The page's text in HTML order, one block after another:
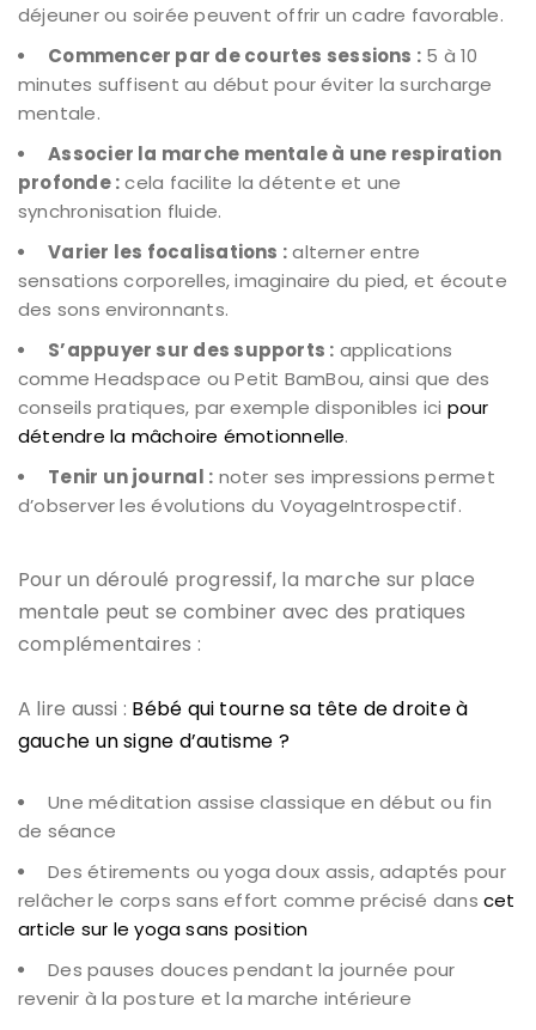
déjeuner ou soirée peuvent offrir un cadre favorable.
Commencer par de courtes sessions : 5 à 10
minutes suffisent au début pour éviter la surcharge
mentale.
Associer la marche mentale à une respiration
profonde :cela facilite la détente et une
synchronisation fluide.
Varier les focalisations :alterner entre
sensations corporelles, imaginaire du pied, et écoute
des sons environnants.
S’appuyer sur des supports : applications
comme Headspace ou Petit BamBou, ainsi que des
conseils pratiques, par exemple disponibles ici pour
détendre la mâchoire émotionnelle.
Tenir un journal : noter ses impressions permet
d’observer les évolutions du VoyageIntrospectif.
Pour un déroulé progressif, la marche sur place
mentale peut se combiner avec des pratiques
complémentaires :
A lire aussi : Bébé qui tourne sa tête de droite à
gauche un signe d’autisme ?
Une méditation assise classique en début ou fin
de séance
Des étirements ou yoga doux assis, adaptés pour
relâcher le corps sans effort comme précisé danscet
article sur le yoga sans position
Des pauses douces pendant la journée pour
revenir à la posture et la marche intérieure